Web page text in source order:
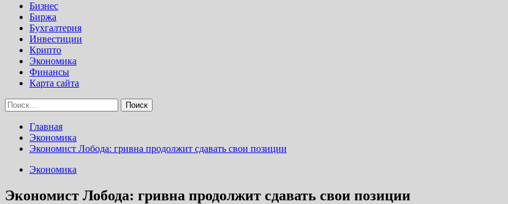
Бизнес
Биржа
Бухгалтерия
Инвестиции
Крипто
Экономика
Финансы
Карта сайта
Найти:
Главная
Экономика
Экономист Лобода: гривна продолжит сдавать свои позиции
Экономика
Экономист Лобода: гривна продолжит сдавать свои позиции